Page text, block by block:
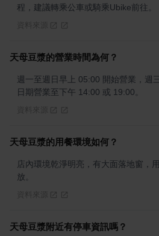
程，建議轉乘公車或騎乘Ubike前往。
天母豆漿的營業時間為何？
週一至週日早上 05:00 開始營業，週
日期營業至下午 14:00 或 19:00。
天母豆漿的用餐環境如何？
店內環境乾淨明亮，有大面落地窗，
放。
天母豆漿附近有停車資訊嗎？